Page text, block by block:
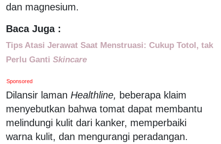
dan magnesium.
Baca Juga :
Tips Atasi Jerawat Saat Menstruasi: Cukup Totol, tak
Perlu Ganti Skincare
Sponsored
Dilansir laman Healthline, beberapa klaim
menyebutkan bahwa tomat dapat membantu
melindungi kulit dari kanker, memperbaiki
warna kulit, dan mengurangi peradangan.